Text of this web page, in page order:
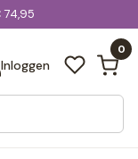
Inloggen
0
alle resultaten